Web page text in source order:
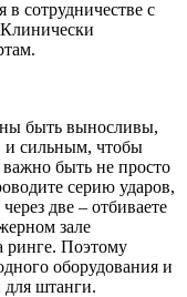
сотрудничестве с
быть выносливы,
и сильным, чтобы
быть не просто
серию ударов,
две – отбиваете
зале
ринге. Поэтому
оборудования и
штанги.